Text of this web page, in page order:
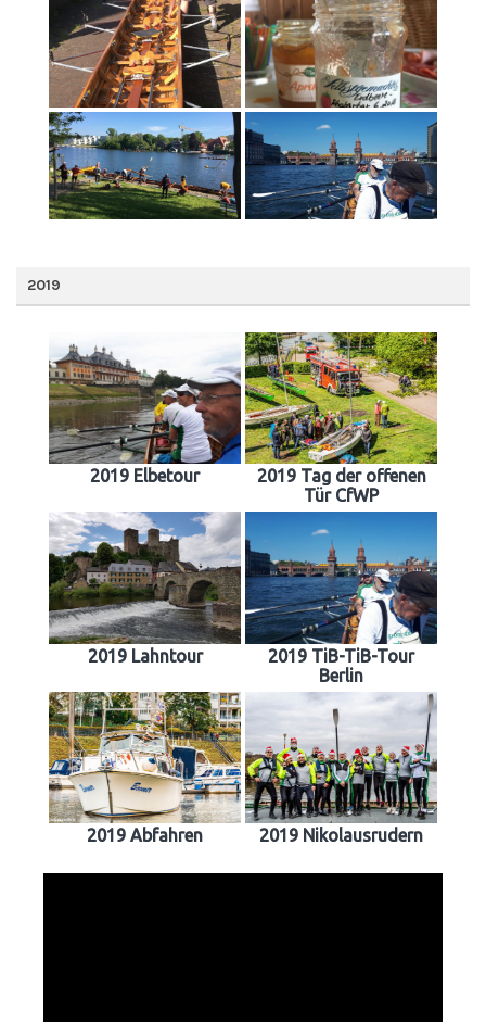
2019
2019 Elbetour
2019 Tag der offenen
Tür CfWP
2019 Lahntour
2019 TiB-TiB-Tour
Berlin
2019 Abfahren 2019 Nikolausrudern